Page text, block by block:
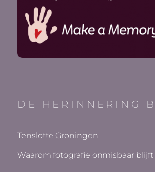
DE HERINNERING
Tenslotte Groningen
Waarom fotografie onmisbaar blijft